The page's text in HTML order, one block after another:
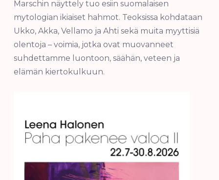
Marschin näyttely tuo esiin suomalaisen
mytologian ikiaiset hahmot. Teoksissa kohdataan
Ukko, Akka, Vellamo ja Ahti sekä muita myyttisiä
olentoja – voimia, jotka ovat muovanneet
suhdettamme luontoon, säähän, veteen ja
elämän kiertokulkuun.